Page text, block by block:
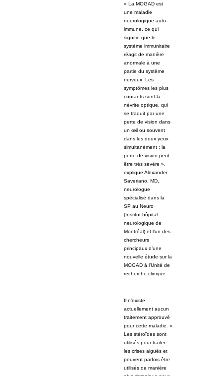
« La MOGAD est
une maladie
neurologique auto-
immune, ce qui
signifie que le
système immunitaire
réagit de manière
anormale à une
partie du système
nerveux. Les
symptômes les plus
courants sont la
névrite optique, qui
se traduit par une
perte de vision dans
un œil ou souvent
dans les deux yeux
simultanément ; la
perte de vision peut
être très sévère »,
explique Alexander
Saveriano, MD,
neurologue
spécialisé dans la
SP au Neuro
(Institut-hôpital
neurologique de
Montréal) et l’un des
chercheurs
principaux d’une
nouvelle étude sur la
MOGAD à l’Unité de
recherche clinique.
Il n’existe
actuellement aucun
traitement approuvé
pour cette maladie. «
Les stéroïdes sont
utilisés pour traiter
les crises aiguës et
peuvent parfois être
utilisés de manière